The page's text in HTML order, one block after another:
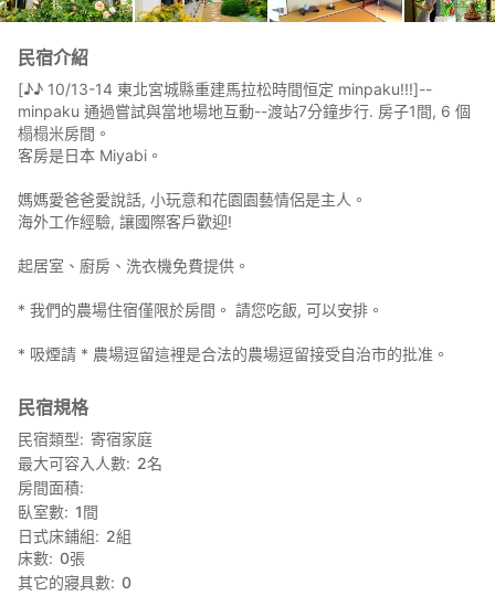
民宿介紹
[♪♪ 10/13-14 東北宮城縣重建馬拉松時間恒定 minpaku!!!]--
minpaku 通過嘗試與當地場地互動--渡站7分鐘步行. 房子1間, 6 個
榻榻米房間。
客房是日本 Miyabi。
媽媽愛爸爸愛說話, 小玩意和花園園藝情侶是主人。
海外工作經驗, 讓國際客戶歡迎!
起居室、廚房、洗衣機免費提供。
* 我們的農場住宿僅限於房間。 請您吃飯, 可以安排。
* 吸煙請 * 農場逗留這裡是合法的農場逗留接受自治市的批准。
民宿規格
民宿類型
寄宿家庭
最大可容入人數
2名
房間面積
臥室數 1間
日式床鋪組
2組
床數 0張
其它的寢具數 0